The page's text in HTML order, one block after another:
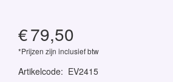
€79,50
*Prijzen zijn inclusief btw
Artikelcode: EV2415